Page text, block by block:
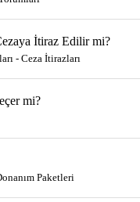
İtiraz Edilir mi?
- Ceza İtirazları
mi?
Paketleri